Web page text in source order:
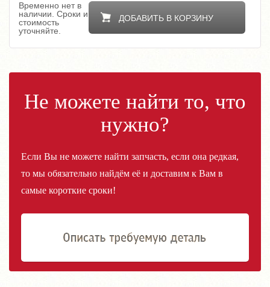
ДОБАВИТЬ В КОРЗИНУ
Временно нет в
наличии. Сроки и
стоимость
уточняйте.
Не можете найти то, что
нужно?
Если Вы не можете найти запчасть, если она редкая,
то мы обязательно найдём её и доставим к Вам в
самые короткие сроки!